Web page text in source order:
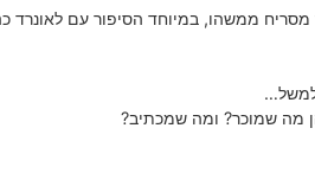
ממשהו, במיוחד הסיפור עם לאונרד
למשל…
מה שמוכר? ומה שמכתיב?